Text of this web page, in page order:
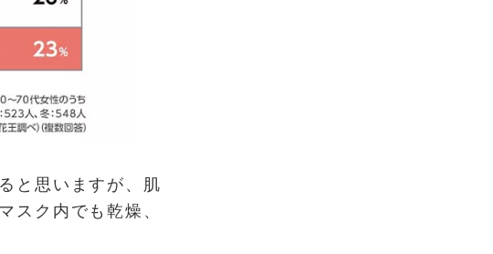
と思いますが、肌
スク内でも乾燥、